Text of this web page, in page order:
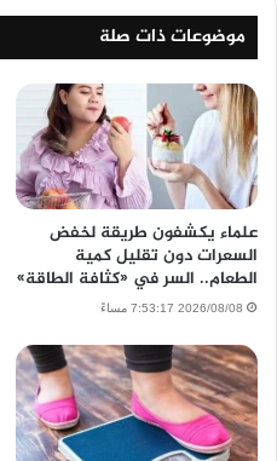
موضوعات ذات صلة
علماء يكشفون طريقة لخفض
السعرات دون تقليل كمية
الطعام.. السر في «كثافة الطاقة»
2026/08/08 7:53:17 مساءً